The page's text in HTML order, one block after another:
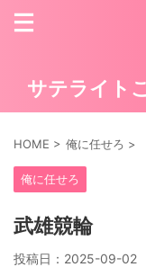
サテライト
HOME > 俺に任せろ >
俺に任せろ
武雄競輪
投稿日： 2025-09-02